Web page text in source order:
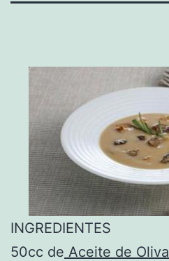
INGREDIENTES
50cc de Aceite de Oliva